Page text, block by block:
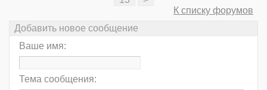
К списку форумов
Добавить новое сообщение
Ваше имя:
Тема сообщения: